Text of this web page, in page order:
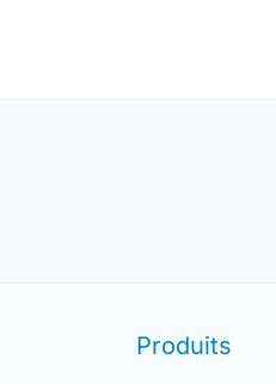
Produits